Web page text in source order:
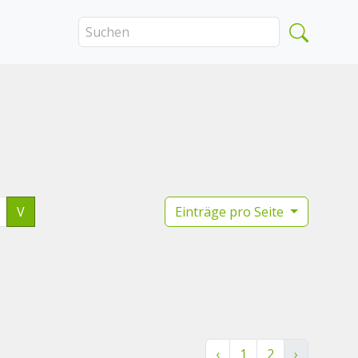
V
Einträge pro Seite
‹ 1 2 ›